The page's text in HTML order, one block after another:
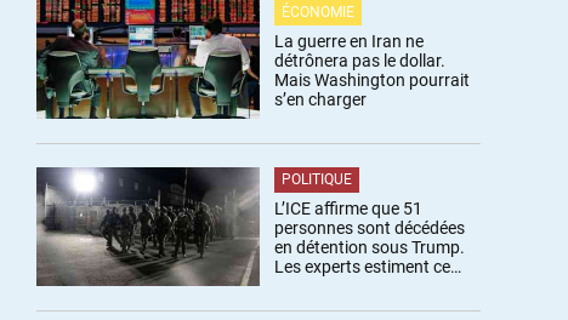
ÉCONOMIE
La guerre en Iran ne
détrônera pas le dollar.
Mais Washington pourrait
s’en charger
POLITIQUE
L’ICE affirme que 51
personnes sont décédées
en détention sous Trump.
Les experts estiment ce